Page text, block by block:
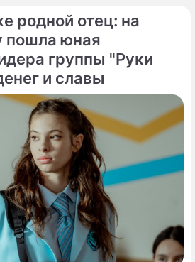
медиа" Александр Жаров
и крайне острый
родной отец: на
пошла юная
группы "Руки
и славы